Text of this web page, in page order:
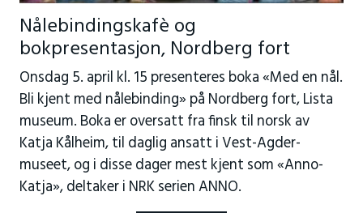
Nålebindingskafè og
bokpresentasjon, Nordberg fort
Onsdag 5. april kl. 15 presenteres boka «Med en nål.
Bli kjent med nålebinding» på Nordberg fort, Lista
museum. Boka er oversatt fra finsk til norsk av
Katja Kålheim, til daglig ansatt i Vest-Agder-
museet, og i disse dager mest kjent som «Anno-
Katja», deltaker i NRK serien ANNO.